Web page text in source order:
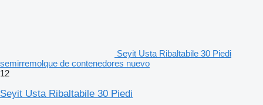
Seyit Usta Ribaltabile 30 Piedi
semirremolque de contenedores nuevo
12
Seyit Usta Ribaltabile 30 Piedi